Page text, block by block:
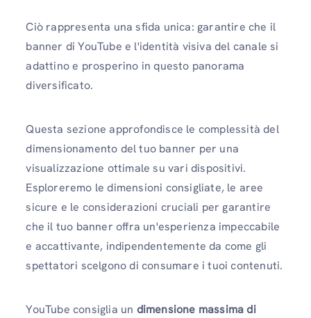
Ciò rappresenta una sfida unica: garantire che il
banner di YouTube e l'identità visiva del canale si
adattino e prosperino in questo panorama
diversificato.
Questa sezione approfondisce le complessità del
dimensionamento del tuo banner per una
visualizzazione ottimale su vari dispositivi.
Esploreremo le dimensioni consigliate, le aree
sicure e le considerazioni cruciali per garantire
che il tuo banner offra un'esperienza impeccabile
e accattivante, indipendentemente da come gli
spettatori scelgono di consumare i tuoi contenuti.
YouTube consiglia un dimensione massima di